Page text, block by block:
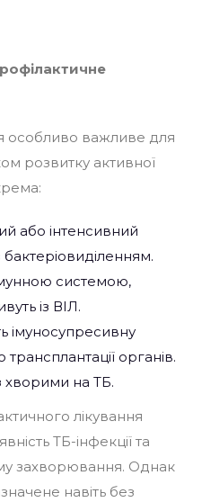
особливо важливе для
розвитку активної
або інтенсивний
системою,
із ВІЛ.
імуносупресивну
органів.
хворими на ТБ.
лікування
ТБ-інфекції та
захворювання. Однак
навіть без